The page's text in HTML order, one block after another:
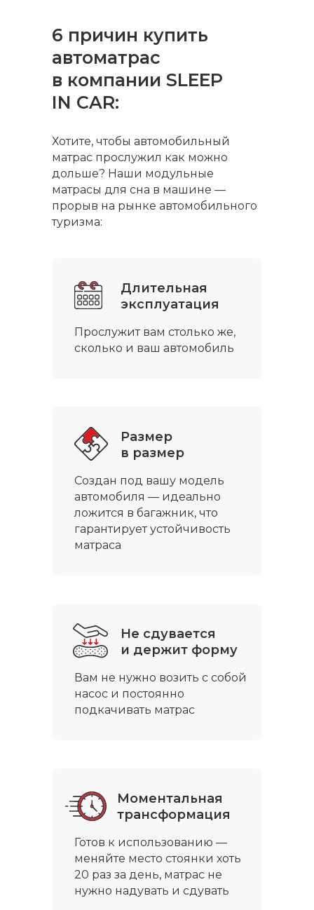
6 причин купить
автоматрас
в компании SLEEP
IN CAR:
Хотите, чтобы автомобильный
матрас прослужил как можно
дольше? Наши модульные
матрасы для сна в машине —
прорыв на рынке автомобильного
туризма:
Длительная
эксплуатация
Прослужит вам столько же,
сколько и ваш автомобиль
Размер
в размер
Создан под вашу модель
автомобиля — идеально
ложится в багажник, что
гарантирует устойчивость
матраса
Не сдувается
и держит форму
Вам не нужно возить с собой
насос и постоянно
подкачивать матрас
Моментальная
трансформация
Готов к использованию —
меняйте место стоянки хоть
20 раз за день, матрас не
нужно надувать и сдувать